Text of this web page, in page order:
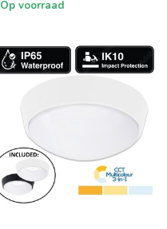
Op voorraad